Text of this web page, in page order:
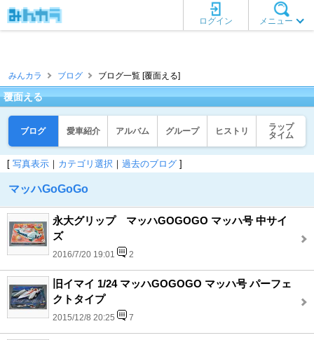
メニュー
ログイン
みんカラ ブログ ブログ一覧 [覆面える]
覆面える
ブログ 愛車紹介 アルバム グループ ヒストリ
ラップ
タイム
[ 写真表示 ｜ カテゴリ選択 ｜ 過去のブログ ]
マッハGoGoGo
永大グリップ マッハGOGOGO マッハ号 中サイ
ズ
2016/7/20 19:01 2
旧イマイ 1/24 マッハGOGOGO マッハ号 パーフェ
クトタイプ
2015/12/8 20:25 7